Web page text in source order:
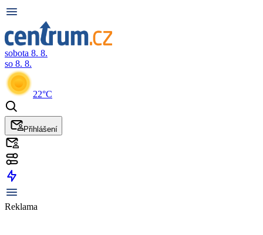
sobota 8. 8.
so 8. 8.
22°C
Přihlášení
Reklama